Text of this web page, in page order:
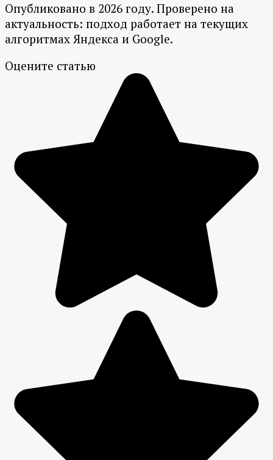
Опубликовано в 2026 году. Проверено на
актуальность: подход работает на текущих
алгоритмах Яндекса и Google.
Оцените статью